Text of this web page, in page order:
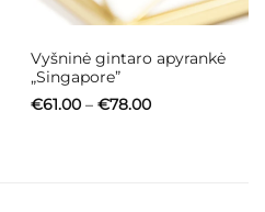
Vyšninė gintaro apyrankė
„Singapore”
€61.00 – €78.00Price